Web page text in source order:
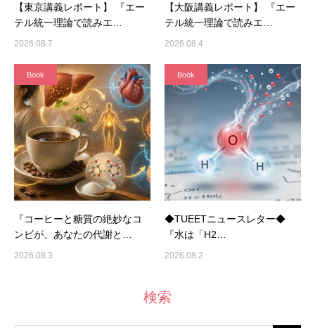
【東京講義レポート】 『エー
テル統一理論で読みエ…
2026.08.7
【大阪講義レポート】 『エー
テル統一理論で読みエ…
2026.08.4
Book
『コーヒーと糖質の絶妙なコ
ンビが、あなたの代謝と…
2026.08.3
Book
◆TUEETニュースレター◆
『水は「H2…
2026.08.2
検索